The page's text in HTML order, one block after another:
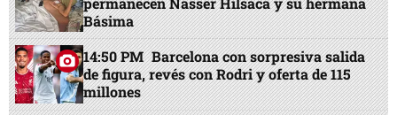
Básima
14:50 PM Barcelona con sorpresiva salida
de figura, revés con Rodri y oferta de 115
millones